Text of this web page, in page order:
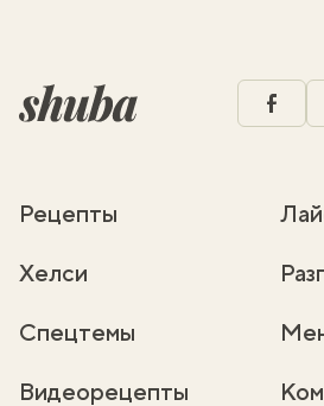
Рецепты
Хелси
Спецтемы
Видеорецепты